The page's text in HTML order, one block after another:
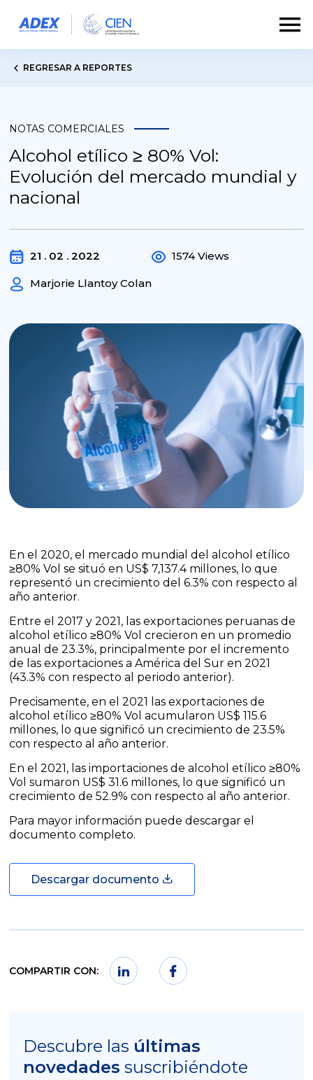
REGRESAR A REPORTES
NOTAS COMERCIALES
Alcohol etílico ≥ 80% Vol:
Evolución del mercado mundial y
nacional
21 . 02 . 2022
Marjorie Llantoy Colan
1574 Views
En el 2020, el mercado mundial del alcohol etílico
≥80% Vol se situó en US$ 7,137.4 millones, lo que
representó un crecimiento del 6.3% con respecto al
año anterior.
Entre el 2017 y 2021, las exportaciones peruanas de
alcohol etílico ≥80% Vol crecieron en un promedio
anual de 23.3%, principalmente por el incremento
de las exportaciones a América del Sur en 2021
(43.3% con respecto al periodo anterior).
Precisamente, en el 2021 las exportaciones de
alcohol etílico ≥80% Vol acumularon US$ 115.6
millones, lo que significó un crecimiento de 23.5%
con respecto al año anterior.
En el 2021, las importaciones de alcohol etílico ≥80%
Vol sumaron US$ 31.6 millones, lo que significó un
crecimiento de 52.9% con respecto al año anterior.
Para mayor información puede descargar el
documento completo.
Descargar documento
COMPARTIR CON:
Descubre las últimas
novedades suscribiéndote